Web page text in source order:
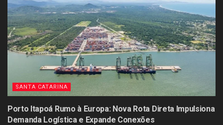
SANTA CATARINA
Porto Itapoá Rumo à Europa: Nova Rota Direta Impulsiona
Demanda Logística e Expande Conexões